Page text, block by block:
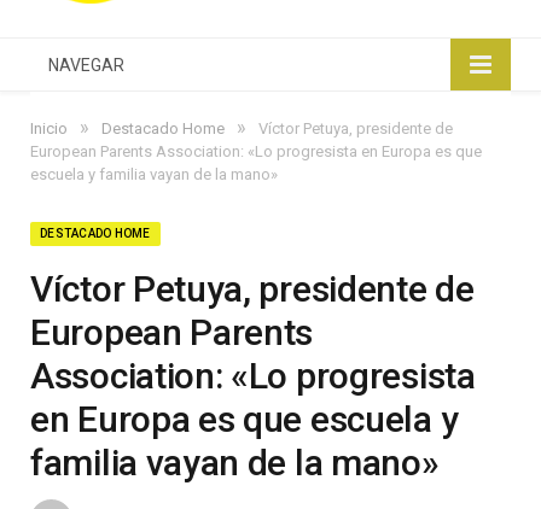
NAVEGAR
Inicio » Destacado Home »
Víctor Petuya, presidente de
European Parents Association: «Lo progresista en Europa es que
escuela y familia vayan de la mano»
DESTACADO HOME
Víctor Petuya, presidente de
European Parents
Association: «Lo progresista
en Europa es que escuela y
familia vayan de la mano»